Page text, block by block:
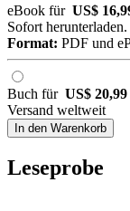
eBook für US$
Sofort
Format: PDF und
Buch für US$ 20,99
Versand weltweit
In den Warenkorb
Leseprobe